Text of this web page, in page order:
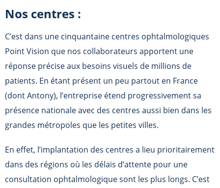
Nos centres :
C’est dans une cinquantaine centres ophtalmologiques
Point Vision que nos collaborateurs apportent une
réponse précise aux besoins visuels de millions de
patients. En étant présent un peu partout en France
(dont Antony), l’entreprise étend progressivement sa
présence nationale avec des centres aussi bien dans les
grandes métropoles que les petites villes.
En effet, l’implantation des centres a lieu prioritairement
dans des régions où les délais d’attente pour une
consultation ophtalmologique sont les plus longs. C’est